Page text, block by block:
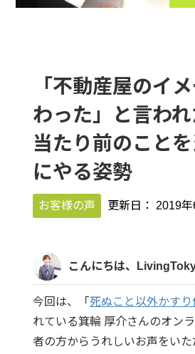
「不動産屋のイ
わった」と言われ
当たり前のこと
にやる姿勢
お客様の声 更新日： 2019年
こんにちは、
今回は、「死ぬこと以外かすり
れている箕輪 厚介さんのオン
者の方からうれしいお声をい